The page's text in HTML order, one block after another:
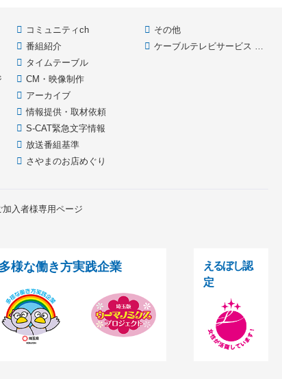
コミュニティch
番組紹介
タイムテーブル
CM・映像制作
アーカイブ
情報提供・取材依頼
S-CAT緊急文字情報
放送番組基準
さやまのお店めぐり
その他
ケーブルテレビサービス HOME
加入者様専用ページ
多様な働き方実践企業
えるぼし認
定